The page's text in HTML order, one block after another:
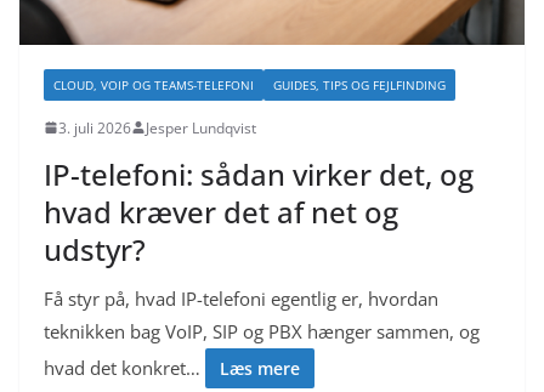
CLOUD, VOIP OG TEAMS-TELEFONI GUIDES, TIPS OG FEJLFINDING
3. juli 2026 Jesper Lundqvist
IP-telefoni: sådan virker det, og
hvad kræver det af net og
udstyr?
Få styr på, hvad IP-telefoni egentlig er, hvordan
teknikken bag VoIP, SIP og PBX hænger sammen, og
hvad det konkret…
Læs mere